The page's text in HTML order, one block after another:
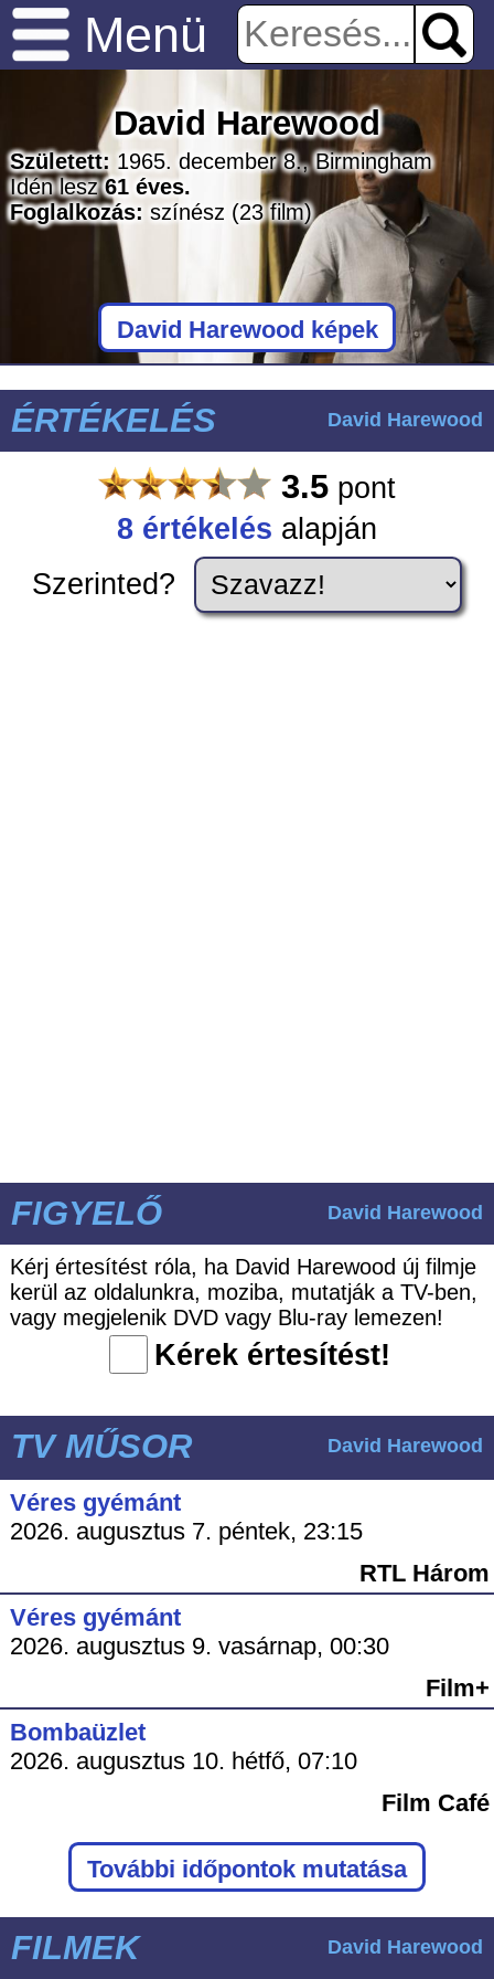
Menü
David Harewood
Született: 1965. december 8., Birmingham
Idén lesz61 éves.
Foglalkozás: színész (23 film)
David Harewood képek
ÉRTÉKELÉS David Harewood
3.5 pont
8 értékelés alapján
Szerinted?
FIGYELŐ David Harewood
Kérj értesítést róla, ha David Harewood új filmje
kerül az oldalunkra, moziba, mutatják a TV-ben,
vagy megjelenik DVD vagy Blu-ray lemezen!
Kérek értesítést!
TV MŰSOR David Harewood
Véres gyémánt
2026. augusztus 7. péntek, 23:15
RTL Három
Véres gyémánt
2026. augusztus 9. vasárnap, 00:30
Film+
Bombaüzlet
2026. augusztus 10. hétfő, 07:10
Film Café
További időpontok mutatása
FILMEK David Harewood